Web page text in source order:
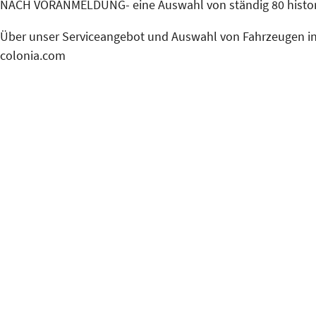
NACH VORANMELDUNG- eine Auswahl von ständig 80
Über unser Serviceangebot und Auswahl von
colonia.com